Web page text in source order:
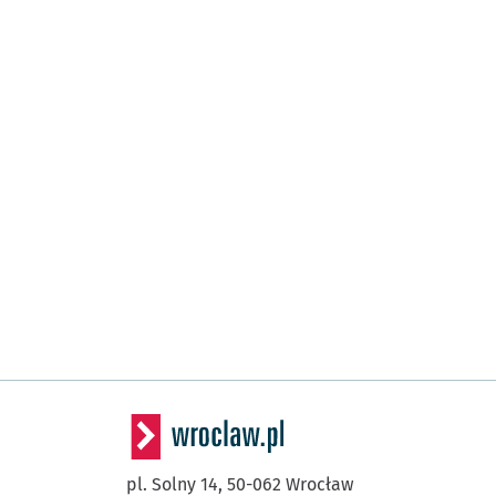
pl. Solny 14, 50-062 Wrocław